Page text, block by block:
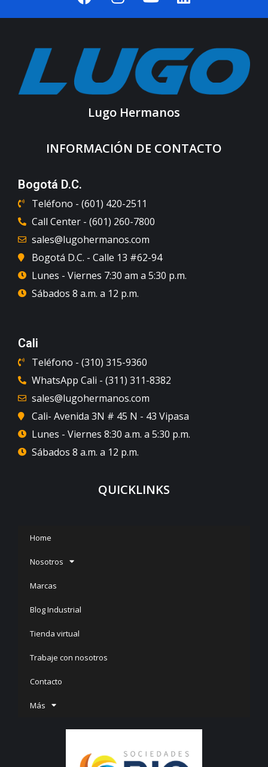
Lugo Hermanos
INFORMACIÓN DE CONTACTO
Bogotá D.C.
Teléfono - (601) 420-2511
Call Center - (601) 260-7800
sales@lugohermanos.com
Bogotá D.C. - Calle 13 #62-94
Lunes - Viernes 7:30 am a 5:30 p.m.
Sábados 8 a.m. a 12 p.m.
Cali
Teléfono - (310) 315-9360
WhatsApp Cali - (311) 311-8382
sales@lugohermanos.com
Cali- Avenida 3N # 45 N - 43 Vipasa
Lunes - Viernes 8:30 a.m. a 5:30 p.m.
Sábados 8 a.m. a 12 p.m.
QUICKLINKS
Home
Nosotros
Marcas
Blog Industrial
Tienda virtual
Trabaje con nosotros
Contacto
Más